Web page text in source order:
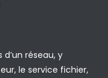
réseau, y
le service fichier,